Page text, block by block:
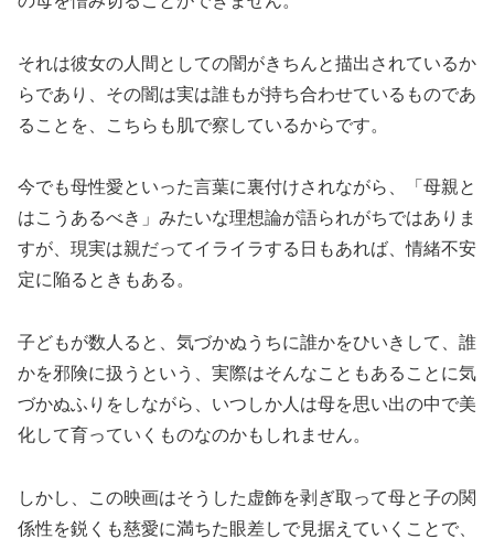
それは彼女の人間としての闇がきちんと描出されているか
らであり、その闇は実は誰もが持ち合わせているものであ
ることを、こちらも肌で察しているからです。
今でも母性愛といった言葉に裏付けされながら、「母親と
はこうあるべき」みたいな理想論が語られがちではありま
すが、現実は親だってイライラする日もあれば、情緒不安
定に陥るときもある。
子どもが数人ると、気づかぬうちに誰かをひいきして、誰
かを邪険に扱うという、実際はそんなこともあることに気
づかぬふりをしながら、いつしか人は母を思い出の中で美
化して育っていくものなのかもしれません。
しかし、この映画はそうした虚飾を剥ぎ取って母と子の関
係性を鋭くも慈愛に満ちた眼差しで見据えていくことで、